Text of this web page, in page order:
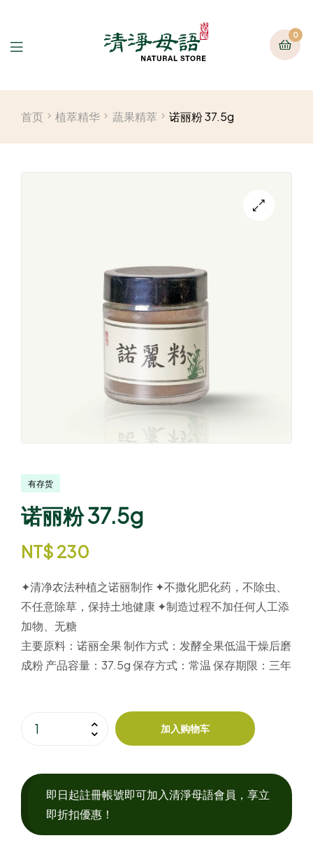
0
首页 植萃精华 蔬果精萃 诺丽粉 37.5g
有存货
诺丽粉 37.5g
NT$ 230
✦清净农法种植之诺丽制作 ✦不撒化肥化药，不除虫、
不任意除草，保持土地健康 ✦制造过程不加任何人工添
加物、无糖
主要原料： 诺丽全果制作方式：发酵全果低温干燥后磨
成粉产品容量： 37.5g保存方式： 常温保存期限： 三年
加入购物车
即日起註冊帳號即可加入清淨母語會員，享立
即折扣優惠！